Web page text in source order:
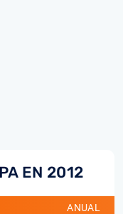
EN 2012
ANUAL